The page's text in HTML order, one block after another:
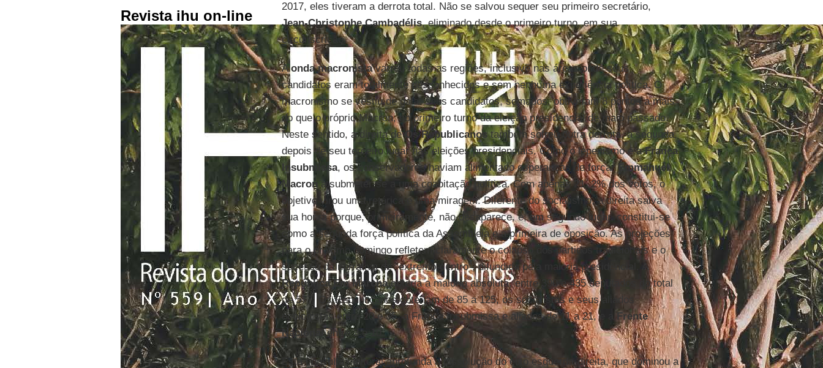
Revista ihu on-line
2017, eles tiveram a derrota total. Não se salvou sequer seu primeiro secretário,
Jean-Christophe Cambadélis, eliminado desde o primeiro turno, em sua
circunscrição.
Aonda macronistavarreu todas as regiões, inclusive nas áreas onde seus
candidatos eram totalmente desconhecidos e sem nenhuma experiência política. O
macronismo se vestiu de gala: seus candidatos, somados, obtiveram 8 pontos a mais
do que o próprio Macron, no primeiro turno da eleição presidencial de maio passado.
Neste sentido, a direita deOs Republicanostambém sofreu outra derrota, a segunda,
depois de seu terceiro lugar nas eleições presidenciais. Como o lepenismo e aFrança
Insubmissa, os conservadores haviam alimentado esperanças de forçarEmmanuel
Macron a submeter-se a uma coabitação política. Com apenas 21, 2% dos votos, o
objetivo virou uma retórica e uma miragem. Diferente do socialismo, a direita salva
sua honra porque, primeiramente, não desaparece, e, em segundo lugar, constitui-se
como a segunda força política da Assembleia e a primeira de oposição. As projeções
para o próximo domingo refletem claramente o colapso dos partidos tradicionais e o
sucesso da narrativa de "extremo-centro", difundida pela maioria presidencial. A
República Em Marchaobteria a maioria absoluta, entre 390 e 435 deputados do total
de 577, Os Republicanos obteriam de 85 a 125, os socialistas e seus aliados
ecologistas entre 20 e 35, a França Insubmissa e aliados de 11 a 21, e a Frente
Nacionalentre 3 e 10.
Esta consulta eleitoral aprofunda a dissolução do eixo esquerda-direita, que dominou a